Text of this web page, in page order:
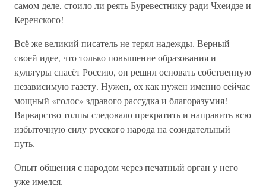
самом деле, стоило ли реять Буревестнику ради Чхеидзе и
Керенского!
Всё же великий писатель не терял надежды. Верный
своей идее, что только повышение образования и
культуры спасёт Россию, он решил основать собственную
независимую газету. Нужен, ох как нужен именно сейчас
мощный «голос» здравого рассудка и благоразумия!
Варварство толпы следовало прекратить и направить всю
избыточную силу русского народа на созидательный
путь.
Опыт общения с народом через печатный орган у него
уже имелся.